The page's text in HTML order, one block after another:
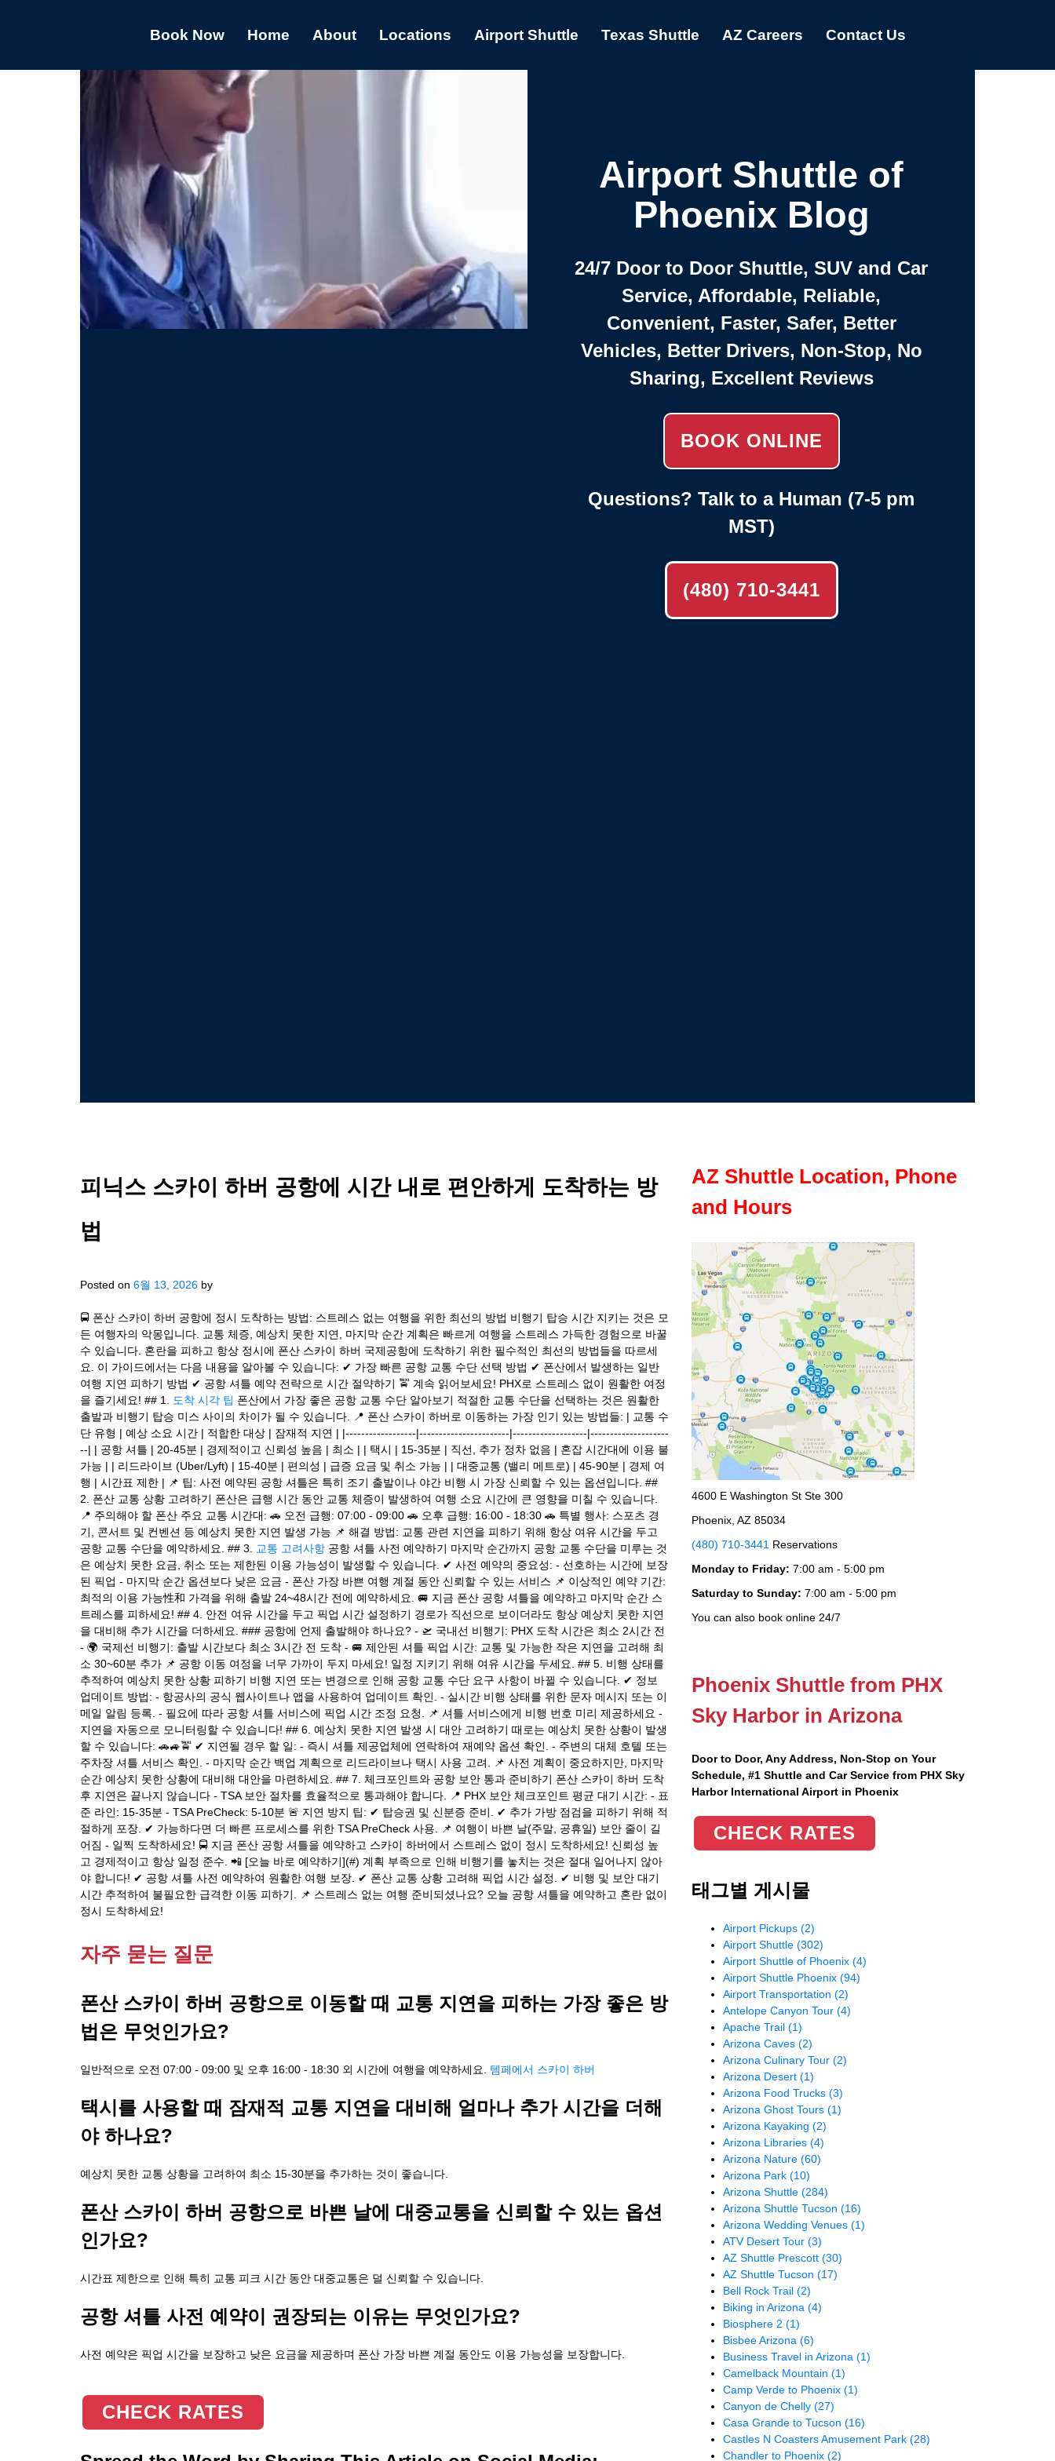
Book Now Home About Locations Airport Shuttle Texas Shuttle AZ Careers Contact Us
Airport Shuttle of
Phoenix Blog
24/7 Door to Door Shuttle, SUV and Car
Service, Affordable, Reliable,
Convenient, Faster, Safer, Better
Vehicles, Better Drivers, Non-Stop, No
Sharing, Excellent Reviews
BOOK ONLINE
Questions? Talk to a Human (7-5 pm
MST)
(480) 710-3441
피닉스 스카이 하버 공항에 시간 내로 편안하게 도착하는 방
법
Posted on 6월 13, 2026 by
🚍 폰산 스카이 하버 공항에 정시 도착하는 방법: 스트레스 없는 여행을 위한 최선의 방법 비행기 탑승 시간 지키는 것은 모
든 여행자의 악몽입니다. 교통 체증, 예상치 못한 지연, 마지막 순간 계획은 빠르게 여행을 스트레스 가득한 경험으로 바꿀
수 있습니다. 혼란을 피하고 항상 정시에 폰산 스카이 하버 국제공항에 도착하기 위한 필수적인 최선의 방법들을 따르세
요. 이 가이드에서는 다음 내용을 알아볼 수 있습니다: ✔ 가장 빠른 공항 교통 수단 선택 방법 ✔ 폰산에서 발생하는 일반
여행 지연 피하기 방법 ✔ 공항 셔틀 예약 전략으로 시간 절약하기 🚖 계속 읽어보세요! PHX로 스트레스 없이 원활한 여정
을 즐기세요! ## 1.
도착 시각 팁 폰산에서 가장 좋은 공항 교통 수단 알아보기 적절한 교통 수단을 선택하는 것은 원활한
출발과 비행기 탑승 미스 사이의 차이가 될 수 있습니다. 📍 폰산 스카이 하버로 이동하는 가장 인기 있는 방법들: | 교통 수
단 유형 | 예상 소요 시간 | 적합한 대상 | 잠재적 지연 | |------------------|-----------------------|-------------------|--------------------
--| | 공항 셔틀 | 20-45분 | 경제적이고 신뢰성 높음 | 최소 | | 택시 | 15-35분 | 직선, 추가 정차 없음 | 혼잡 시간대에 이용 불
가능 | | 리드라이브 (Uber/Lyft) | 15-40분 | 편의성 | 급증 요금 및 취소 가능 | | 대중교통 (밸리 메트로) | 45-90분 | 경제 여
행 | 시간표 제한 | 📌 팁: 사전 예약된 공항 셔틀은 특히 조기 출발이나 야간 비행 시 가장 신뢰할 수 있는 옵션입니다. ##
2. 폰산 교통 상황 고려하기 폰산은 급행 시간 동안 교통 체증이 발생하여 여행 소요 시간에 큰 영향을 미칠 수 있습니다.
📍 주의해야 할 폰산 주요 교통 시간대: 🚗 오전 급행: 07:00 - 09:00 🚗 오후 급행: 16:00 - 18:30 🚗 특별 행사: 스포츠 경
기, 콘서트 및 컨벤션 등 예상치 못한 지연 발생 가능 📌 해결 방법: 교통 관련 지연을 피하기 위해 항상 여유 시간을 두고
공항 교통 수단을 예약하세요. ## 3.
교통 고려사항 공항 셔틀 사전 예약하기 마지막 순간까지 공항 교통 수단을 미루는 것
은 예상치 못한 요금, 취소 또는 제한된 이용 가능성이 발생할 수 있습니다. ✔ 사전 예약의 중요성: - 선호하는 시간에 보장
된 픽업 - 마지막 순간 옵션보다 낮은 요금 - 폰산 가장 바쁜 여행 계절 동안 신뢰할 수 있는 서비스 📌 이상적인 예약 기간:
최적의 이용 가능性和 가격을 위해 출발 24~48시간 전에 예약하세요. 🚐 지금 폰산 공항 셔틀을 예약하고 마지막 순간 스
트레스를 피하세요! ## 4. 안전 여유 시간을 두고 픽업 시간 설정하기 경로가 직선으로 보이더라도 항상 예상치 못한 지연
을 대비해 추가 시간을 더하세요. ### 공항에 언제 출발해야 하나요? - 🛫 국내선 비행기: PHX 도착 시간은 최소 2시간 전
- 🌍 국제선 비행기: 출발 시간보다 최소 3시간 전 도착 - 🚐 제안된 셔틀 픽업 시간: 교통 및 가능한 작은 지연을 고려해 최
소 30~60분 추가 📌 공항 이동 여정을 너무 가까이 두지 마세요! 일정 지키기 위해 여유 시간을 두세요. ## 5. 비행 상태를
추적하여 예상치 못한 상황 피하기 비행 지연 또는 변경으로 인해 공항 교통 수단 요구 사항이 바뀔 수 있습니다. ✔ 정보
업데이트 방법: - 항공사의 공식 웹사이트나 앱을 사용하여 업데이트 확인. - 실시간 비행 상태를 위한 문자 메시지 또는 이
메일 알림 등록. - 필요에 따라 공항 셔틀 서비스에 픽업 시간 조정 요청. 📌 셔틀 서비스에게 비행 번호 미리 제공하세요 -
지연을 자동으로 모니터링할 수 있습니다! ## 6. 예상치 못한 지연 발생 시 대안 고려하기 때로는 예상치 못한 상황이 발생
할 수 있습니다: 🚗🚙🚖 ✔ 지연될 경우 할 일: - 즉시 셔틀 제공업체에 연락하여 재예약 옵션 확인. - 주변의 대체 호텔 또는
주차장 셔틀 서비스 확인. - 마지막 순간 백업 계획으로 리드라이브나 택시 사용 고려. 📌 사전 계획이 중요하지만, 마지막
순간 예상치 못한 상황에 대비해 대안을 마련하세요. ## 7. 체크포인트와 공항 보안 통과 준비하기 폰산 스카이 하버 도착
후 지연은 끝나지 않습니다 - TSA 보안 절차를 효율적으로 통과해야 합니다. 📍 PHX 보안 체크포인트 평균 대기 시간: - 표
준 라인: 15-35분 - TSA PreCheck: 5-10분 🚨 지연 방지 팁: ✔ 탑승권 및 신분증 준비. ✔ 추가 가방 점검을 피하기 위해 적
절하게 포장. ✔ 가능하다면 더 빠른 프로세스를 위한 TSA PreCheck 사용. 📌 여행이 바쁜 날(주말, 공휴일) 보안 줄이 길
어짐 - 일찍 도착하세요! 🚍 지금 폰산 공항 셔틀을 예약하고 스카이 하버에서 스트레스 없이 정시 도착하세요! 신뢰성 높
고 경제적이고 항상 일정 준수. 📲 [오늘 바로 예약하기](#) 계획 부족으로 인해 비행기를 놓치는 것은 절대 일어나지 않아
야 합니다! ✔ 공항 셔틀 사전 예약하여 원활한 여행 보장. ✔ 폰산 교통 상황 고려해 픽업 시간 설정. ✔ 비행 및 보안 대기
시간 추적하여 불필요한 급격한 이동 피하기. 📌 스트레스 없는 여행 준비되셨나요? 오늘 공항 셔틀을 예약하고 혼란 없이
정시 도착하세요!
자주 묻는 질문
폰산 스카이 하버 공항으로 이동할 때 교통 지연을 피하는 가장 좋은 방
법은 무엇인가요?
일반적으로 오전 07:00 - 09:00 및 오후 16:00 - 18:30 외 시간에 여행을 예약하세요. 템페에서 스카이 하버
택시를 사용할 때 잠재적 교통 지연을 대비해 얼마나 추가 시간을 더해
야 하나요?
예상치 못한 교통 상황을 고려하여 최소 15-30분을 추가하는 것이 좋습니다.
폰산 스카이 하버 공항으로 바쁜 날에 대중교통을 신뢰할 수 있는 옵션
인가요?
시간표 제한으로 인해 특히 교통 피크 시간 동안 대중교통은 덜 신뢰할 수 있습니다.
공항 셔틀 사전 예약이 권장되는 이유는 무엇인가요?
사전 예약은 픽업 시간을 보장하고 낮은 요금을 제공하며 폰산 가장 바쁜 계절 동안도 이용 가능성을 보장합니다.
CHECK RATES
AZ Shuttle Location, Phone
and Hours
4600 E Washington St Ste 300
Phoenix, AZ 85034
(480) 710-3441 Reservations
Monday to Friday: 7:00 am - 5:00 pm
Saturday to Sunday: 7:00 am - 5:00 pm
You can also book online 24/7
Phoenix Shuttle from PHX
Sky Harbor in Arizona
Door to Door, Any Address, Non-Stop on Your
Schedule, #1 Shuttle and Car Service from PHX Sky
Harbor International Airport in Phoenix
CHECK RATES
태그별 게시물
Airport Pickups(2)
Airport Shuttle(302)
Airport Shuttle of Phoenix(4)
Airport Shuttle Phoenix(94)
Airport Transportation(2)
Antelope Canyon Tour(4)
Apache Trail(1)
Arizona Caves(2)
Arizona Culinary Tour(2)
Arizona Desert(1)
Arizona Food Trucks(3)
Arizona Ghost Tours(1)
Arizona Kayaking(2)
Arizona Libraries(4)
Arizona Nature(60)
Arizona Park(10)
Arizona Shuttle(284)
Arizona Shuttle Tucson(16)
Arizona Wedding Venues(1)
ATV Desert Tour(3)
AZ Shuttle Prescott(30)
AZ Shuttle Tucson(17)
Bell Rock Trail(2)
Biking in Arizona(4)
Biosphere 2(1)
Bisbee Arizona(6)
Business Travel in Arizona(1)
Camelback Mountain(1)
Camp Verde to Phoenix(1)
Canyon de Chelly(27)
Casa Grande to Tucson(16)
Castles N Coasters Amusement Park(28)
Chandler to Phoenix(2)